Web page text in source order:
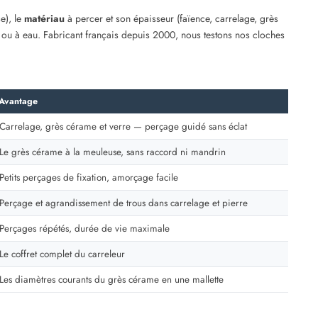
le matériau à percer et son épaisseur (faïence, carrelage, grès
à eau. Fabricant français depuis 2000, nous testons nos cloches
Carrelage, grès cérame et verre — perçage guidé sans éclat
Le grès cérame à la meuleuse, sans raccord ni mandrin
Petits perçages de fixation, amorçage facile
Perçage et agrandissement de trous dans carrelage et pierre
Perçages répétés, durée de vie maximale
Le coffret complet du carreleur
Les diamètres courants du grès cérame en une mallette